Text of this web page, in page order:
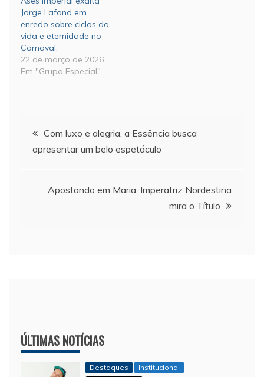
Jorge Lafond em
enredo sobre ciclos da
vida e eternidade no
Carnaval.
22 de março de 2026
Em "Grupo Especial"
Navegação
de
Post
Com luxo e alegria, a Essência busca
apresentar um belo espetáculo
Apostando em Maria, Imperatriz Nordestina
mira o Título
ÚLTIMAS NOTÍCIAS
Destaques
Institucional